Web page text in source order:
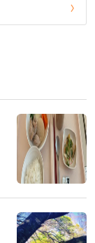
ればわかっ
どうかだと
違いやこれ
人にとって
決めなくて